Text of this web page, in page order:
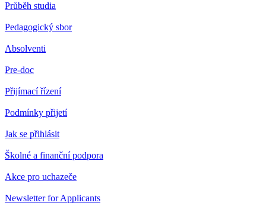
Průběh studia
Pedagogický sbor
Absolventi
Pre-doc
Přijímací řízení
Podmínky přijetí
Jak se přihlásit
Školné a finanční podpora
Akce pro uchazeče
Newsletter for Applicants